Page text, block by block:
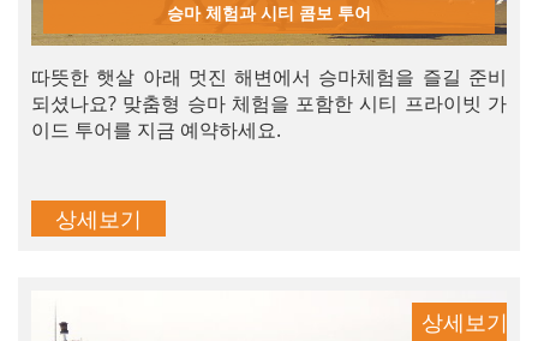
승마 체험과 시티 콤보 투어
따뜻한 햇살 아래 멋진 해변에서 승마체험을 즐길 준비
되셨나요? 맞춤형 승마 체험을 포함한 시티 프라이빗 가
이드 투어를 지금 예약하세요.
상세보기
상세보기